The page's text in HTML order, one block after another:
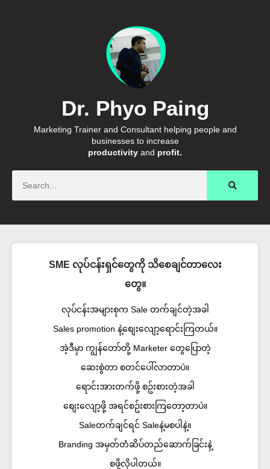
Dr. Phyo Paing
Marketing Trainer and Consultant helping people and
businesses to increase
productivity and profit.
SME လုပ်ငန်းရှင်တွေကို သိစေချင်တာလေး
တွေ။
လုပ်ငန်းအများစုက Sale တက်ချင်တဲ့အခါ
Sales promotion နဲ့စျေးလျော့ရောင်းကြတယ်။
အဲ့ဒီမှာ ကျွန်တော်တို့ Marketer တွေပြောတဲ့
ဆေးစွဲတာ စတင်ပေါ်လာတာပဲ။
ရောင်းအားတက်ဖို့ စဥ်းစားတဲ့အခါ
စျေးလျော့ဖို့ အရင်စဥ်းစားကြတော့တာပဲ။
Saleတက်ချင်ရင် Saleနဲ့မစပါနဲ့။
Branding အမှတ်တံဆိပ်တည်ဆောက်ခြင်းနဲ့
စဖို့လိုပါတယ်။